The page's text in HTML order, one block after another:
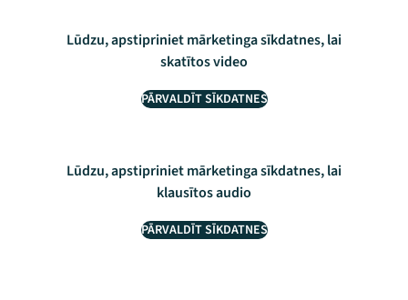
Lūdzu, apstipriniet mārketinga sīkdatnes, lai
skatītos video
PĀRVALDĪT SĪKDATNES
Lūdzu, apstipriniet mārketinga sīkdatnes, lai
klausītos audio
PĀRVALDĪT SĪKDATNES